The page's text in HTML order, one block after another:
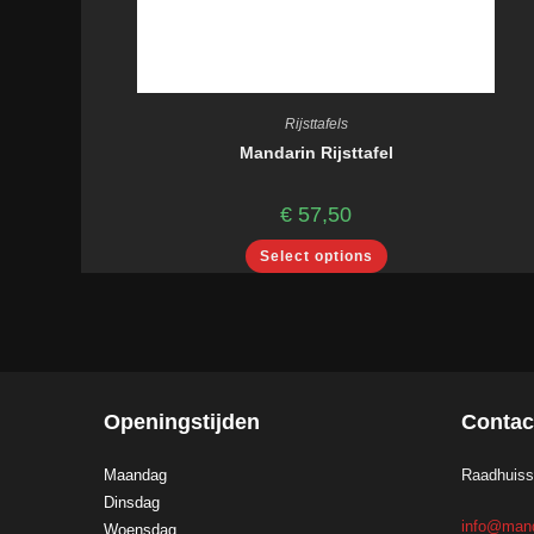
Rijsttafels
Mandarin Rijsttafel
€ 57,50
Select options
Openingstijden
Maandag
Dinsdag
Woensdag